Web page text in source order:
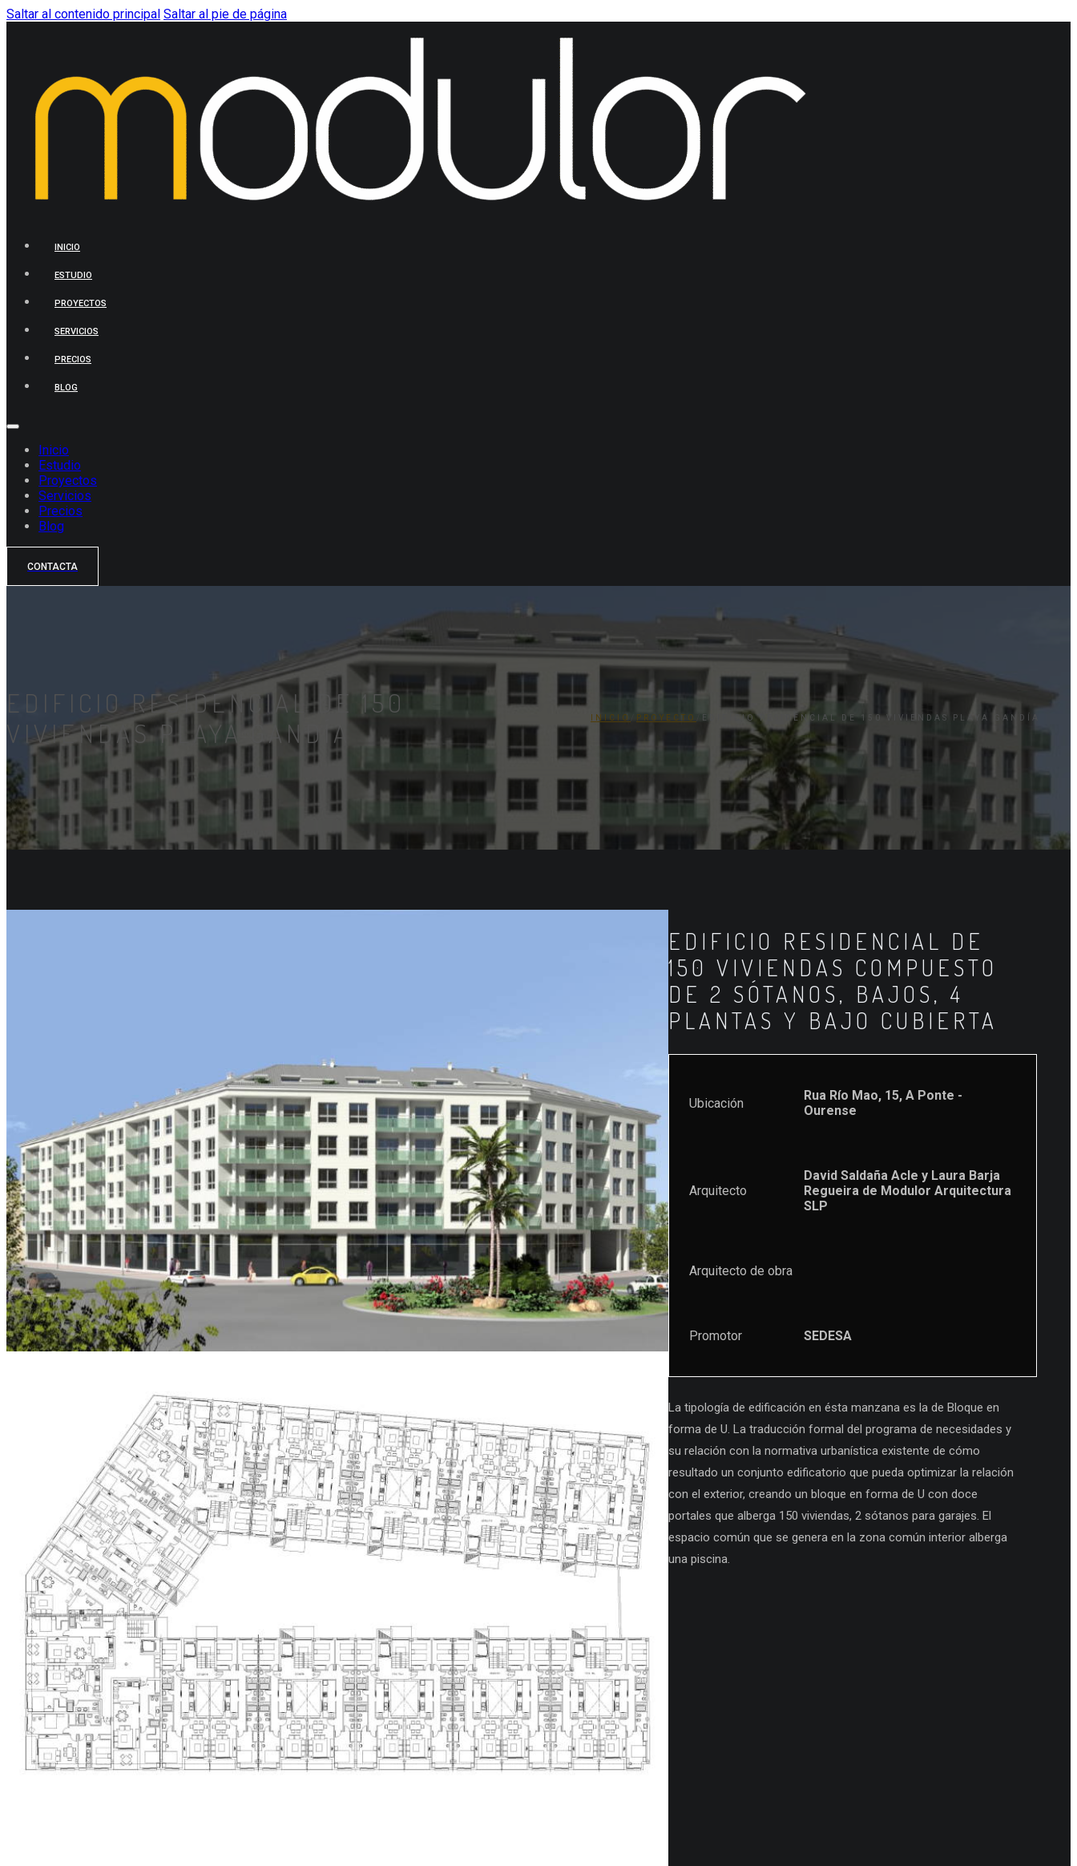
Saltar al contenido principal Saltar al pie de página
INICIO
ESTUDIO
PROYECTOS
SERVICIOS
PRECIOS
BLOG
Inicio
Estudio
Proyectos
Servicios
Precios
Blog
CONTACTA
EDIFICIO RESIDENCIAL DE 150
VIVIENDAS PLAYA GANDÍA
INICIO PROYECTO EDIFICIO RESIDENCIAL DE 150 VIVIENDAS PLAYA GANDÍA
EDIFICIO RESIDENCIAL DE
150 VIVIENDAS COMPUESTO
DE 2 SÓTANOS, BAJOS, 4
PLANTAS Y BAJO CUBIERTA
Ubicación
Rua Río Mao, 15, A Ponte -
Ourense
Arquitecto
David Saldaña Acle y Laura Barja
Regueira de Modulor Arquitectura
SLP
Arquitecto de obra
Promotor SEDESA
La tipología de edificación en ésta manzana es la de Bloque en
forma de U. La traducción formal del programa de necesidades y
su relación con la normativa urbanística existente de cómo
resultado un conjunto edificatorio que pueda optimizar la relación
con el exterior, creando un bloque en forma de U con doce
portales que alberga 150 viviendas, 2 sótanos para garajes. El
espacio común que se genera en la zona común interior alberga
una piscina.